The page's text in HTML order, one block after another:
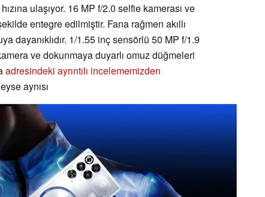
ulaşıyor. 16 MP f/2.0 selfie kamerası ve
entegre edilmiştir. Fana rağmen akıllı
dayanıklıdır. 1/1.55 inç sensörlü 50 MP f/1.9
ve dokunmaya duyarlı omuz düğmeleri
adresindeki ayrıntılı incelememizden
aynısı